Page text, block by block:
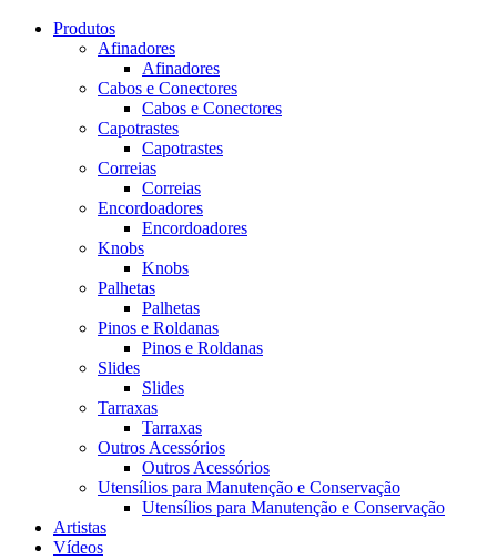
Produtos
Afinadores
Afinadores
Cabos e Conectores
Cabos e Conectores
Capotrastes
Capotrastes
Correias
Correias
Encordoadores
Encordoadores
Knobs
Knobs
Palhetas
Palhetas
Pinos e Roldanas
Pinos e Roldanas
Slides
Slides
Tarraxas
Tarraxas
Outros Acessórios
Outros Acessórios
Utensílios para Manutenção e Conservação
Utensílios para Manutenção e Conservação
Artistas
Vídeos